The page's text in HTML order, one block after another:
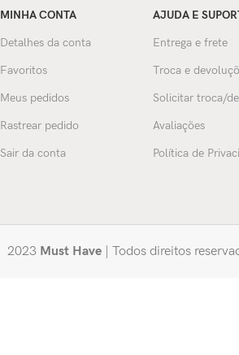
MINHA CONTA
Detalhes da conta
Favoritos
Meus pedidos
Rastrear pedido
Sair da conta
AJUDA E
Entrega e frete
Troca e
Solicitar troca/
Avaliações
Política de
2023 Must Have | Todos direitos